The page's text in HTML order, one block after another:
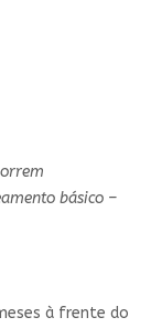
básico –
à frente do